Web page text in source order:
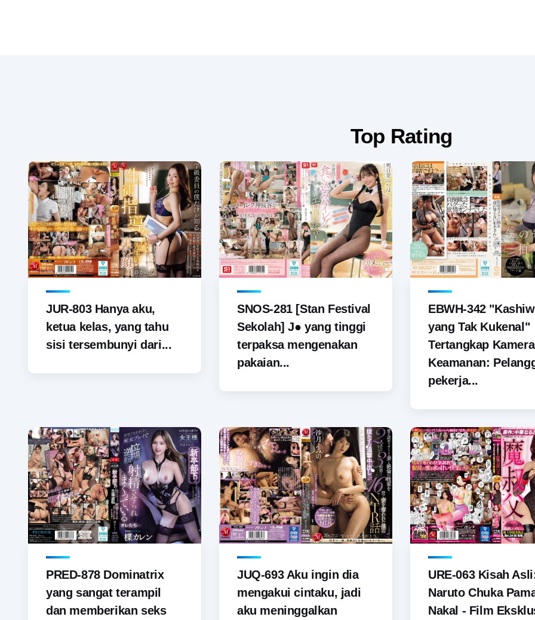
Top Rating
JUR-803 Hanya aku,
ketua kelas, yang tahu
sisi tersembunyi dari...
SNOS-281 [Stan Festival
Sekolah] J● yang tinggi
terpaksa mengenakan
pakaian...
EBWH-342
yang Tak Kukenal"
Tertangkap Kamera
Keamanan:
pekerja...
PRED-878 Dominatrix
yang sangat terampil
dan memberikan seks
JUQ-693 Aku ingin dia
mengakui cintaku, jadi
aku meninggalkan
URE-063 Kisah
Naruto Chuka
Nakal - Film